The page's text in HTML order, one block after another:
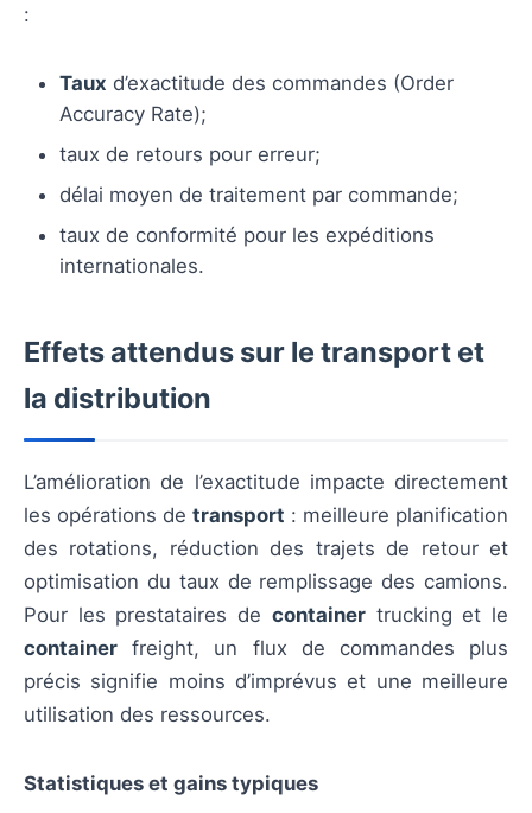
:
Taux d’exactitude des commandes (Order
Accuracy Rate);
taux de retours pour erreur;
délai moyen de traitement par commande;
taux de conformité pour les expéditions
internationales.
Effets attendus sur le transport et
la distribution
L’amélioration de l’exactitude impacte directement
les opérations de transport : meilleure planification
des rotations, réduction des trajets de retour et
optimisation du taux de remplissage des camions.
Pour les prestataires de containertrucking et le
container freight, un flux de commandes plus
précis signifie moins d’imprévus et une meilleure
utilisation des ressources.
Statistiques et gains typiques